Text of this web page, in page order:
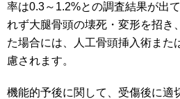
率は0.3～1.2%との調査結果が出
れず大腿骨頭の壊死・変形を招き
た場合には、人工骨頭挿入術また
慮されます。
機能的予後に関して、受傷後に適